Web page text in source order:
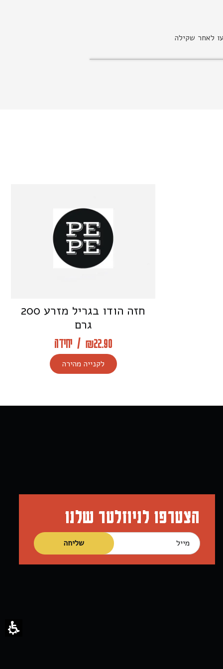
לאחר שקילה
חזה הודו בגריל מזרע 200
גרם
₪22.90
/ יחידה
לקנייה מהירה
הצטרפו לניוזלטר שלנו